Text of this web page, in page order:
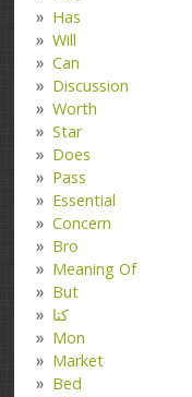
Has
Will
Can
Discussion
Worth
Star
Does
Pass
Essential
Concern
Bro
Meaning Of
But
کتا
Mon
Market
Bed